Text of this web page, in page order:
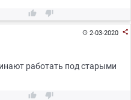
 
2-03-2020 
работать под старыми
 